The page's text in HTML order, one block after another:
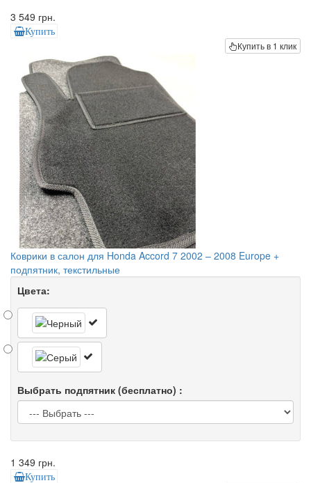
3 549 грн.
Купить
Купить в 1 клик
Коврики в салон для Honda Accord 7 2002 – 2008 Europe +
подпятник, текстильные
Цвета:
Выбрать подпятник (бесплатно) :
1 349 грн.
Купить